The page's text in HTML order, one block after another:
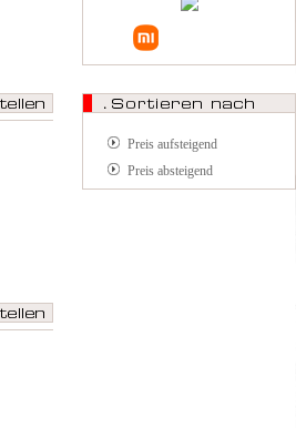
Preis aufsteigend
Preis absteigend